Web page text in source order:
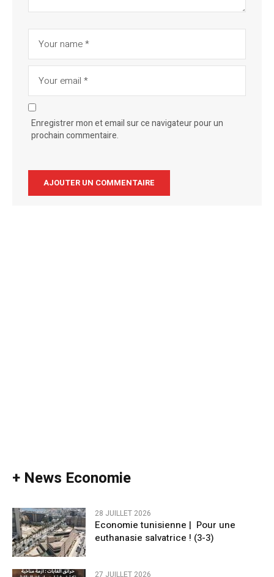
Enregistrer mon et email sur ce navigateur pour un
prochain commentaire.
+ News Economie
28 JUILLET 2026
Economie tunisienne | Pour une
euthanasie salvatrice ! (3-3)
27 JUILLET 2026